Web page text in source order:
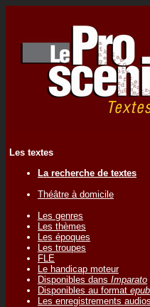
Les textes
La recherche de textes
Théâtre à domicile
Les genres
Les thèmes
Les époques
Les troupes
FLE
Le handicap moteur
Disponibles dans Imparato
Disponibles au format epub
Les enregistrements audios